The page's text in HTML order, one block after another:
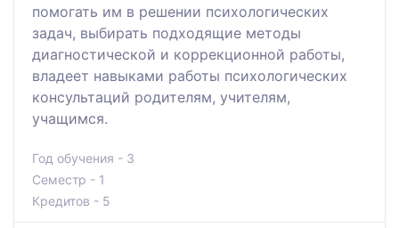
помогать им в решении психологических
задач, выбирать подходящие методы
диагностической и коррекционной работы,
владеет навыками работы психологических
консультаций родителям, учителям,
учащимся.
Год обучения - 3
Семестр - 1
Кредитов - 5